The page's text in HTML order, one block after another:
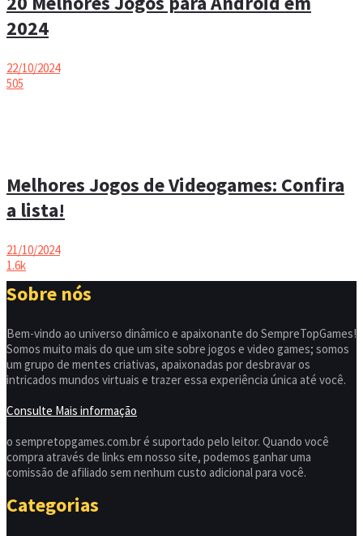
2024
22/10/2024
505
Melhores Jogos de Videogames: Confira
a lista!
21/10/2024
1.6k
Sobre nós
Bem-vindo ao universo dinâmico e apaixonante do SempreTopGames!
Somos muito mais do que um site sobre jogos e video games; somos
um grupo de mentes criativas, apaixonadas por desbravar os
intricados mundos virtuais e trazer essa experiência única até você.
Consulte Mais informação
o sempretopgames.com.br é suportado pelo leitor. Quando você
compra através de links em nosso site, podemos ganhar uma
comissão de afiliado sem nenhum custo adicional para você.
Categorias